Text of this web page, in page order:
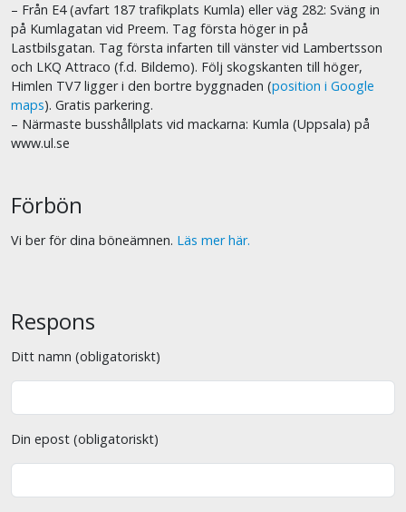
– Från E4 (avfart 187 trafikplats Kumla) eller väg 282: Sväng in
på Kumlagatan vid Preem. Tag första höger in på
Lastbilsgatan. Tag första infarten till vänster vid Lambertsson
och LKQ Attraco (f.d. Bildemo). Följ skogskanten till höger,
Himlen TV7 ligger i den bortre byggnaden (position i Google
maps). Gratis parkering.
– Närmaste busshållplats vid mackarna: Kumla (Uppsala) på
www.ul.se
Förbön
Vi ber för dina böneämnen. Läs mer här.
Respons
Ditt namn (obligatoriskt)
Din epost (obligatoriskt)